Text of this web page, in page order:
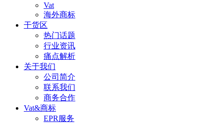
Vat
海外商标
干货区
热门话题
行业资讯
痛点解析
关于我们
公司简介
联系我们
商务合作
Vat&商标
EPR服务